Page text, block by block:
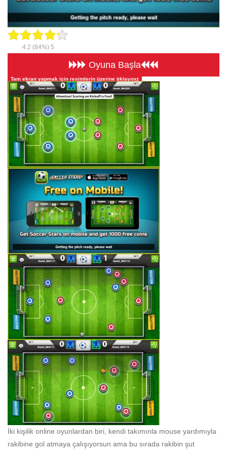
Beceri
Komik
Macera
Savaş
Spor
Yemek
4.2 (84%) 5
Oyuna Başla
Tam ekran yapmak için resimlerin üzerine tıklayınız
İki kişilik online oyunlardan biri, kendi takımınla mouse yardımıyla
rakibine gol atmaya çalışıyorsun ama bu sırada rakibin şut